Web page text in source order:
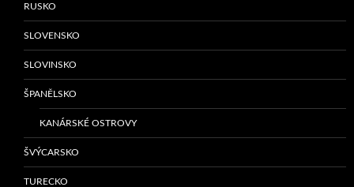
RUSKO
SLOVENSKO
SLOVINSKO
ŠPANĚLSKO
KANÁRSKÉ OSTROVY
ŠVÝCARSKO
TURECKO